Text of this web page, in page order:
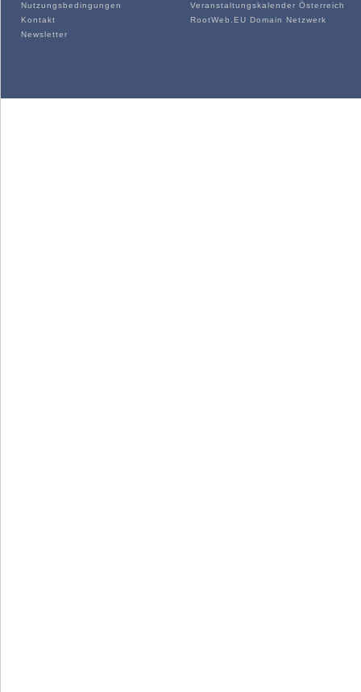
Nutzungsbedingungen
Kontakt
Newsletter
Veranstaltungskalender Österreich
RootWeb.EU Domain Netzwerk